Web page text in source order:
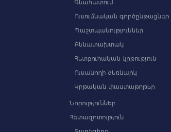
Գնահատում
Ուսումնական գործընթացներ
Պաշտպանություններ
Քննատախտակ
Հետբուհական կրթություն
Ուսանողի ձեռնարկ
Կրթական փաստաթղթեր
Նորություններ
Հետազոտություն